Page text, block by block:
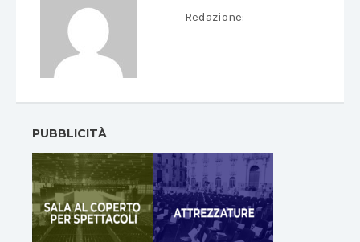
Redazione:
PUBBLICITÀ